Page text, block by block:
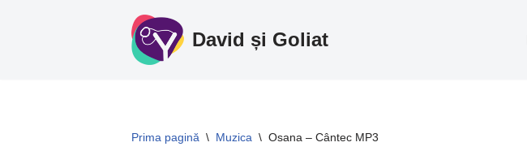
David și Goliat
Prima pagină \ Muzica \ Osana – Cântec MP3